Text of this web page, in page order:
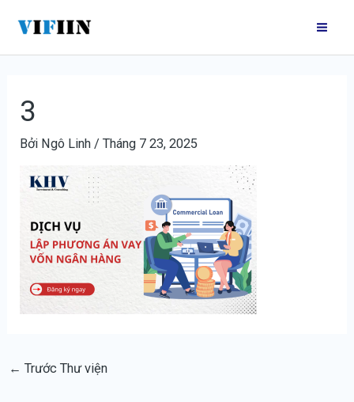
nội
3
Bởi Ngô Linh /Tháng 7 23, 2025
hướng
bài
← Trước Thư viện